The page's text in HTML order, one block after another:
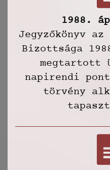
1988.
Jegyzőkönyv
Bizottsága
megtartott
napirendi
törvény